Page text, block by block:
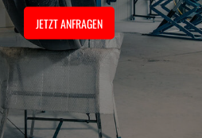
JETZT ANFRAGEN